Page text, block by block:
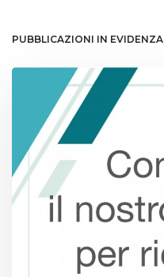
PUBBLICAZIONI IN EVIDENZA